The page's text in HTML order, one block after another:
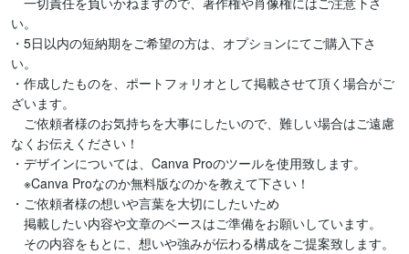
い。
・5日以内の短納期をご希望の方は、オプションにてご購入下さ
い。
・作成したものを、ポートフォリオとして掲載させて頂く場合がご
ざいます。
ご依頼者様のお気持ちを大事にしたいので、難しい場合はご遠慮
なくお伝えください！
・デザインについては、Canva Proのツールを使用致します。
※Canva Proなのか無料版なのかを教えて下さい！
・ご依頼者様の想いや言葉を大切にしたいため
掲載したい内容や文章のベースはご準備をお願いしています。
その内容をもとに、想いや強みが伝わる構成をご提案致します。